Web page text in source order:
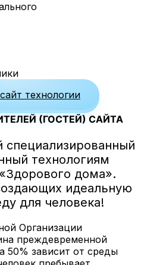
технологии
(ГОСТЕЙ) САЙТА
технологиям
дома».
идеальную
для человека!
Организации
преждевременной
50% зависит от среды